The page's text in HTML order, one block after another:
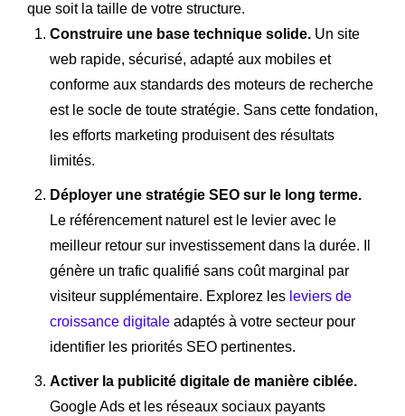
que soit la taille de votre structure.
Construire une base technique solide. Un site
web rapide, sécurisé, adapté aux mobiles et
conforme aux standards des moteurs de recherche
est le socle de toute stratégie. Sans cette fondation,
les efforts marketing produisent des résultats
limités.
Déployer une stratégie SEO sur le long terme.
Le référencement naturel est le levier avec le
meilleur retour sur investissement dans la durée. Il
génère un trafic qualifié sans coût marginal par
visiteur supplémentaire. Explorez les leviers de
croissance digitale adaptés à votre secteur pour
identifier les priorités SEO pertinentes.
Activer la publicité digitale de manière ciblée.
Google Ads et les réseaux sociaux payants